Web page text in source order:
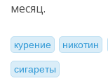
месяц.
курение никотин
сигареты